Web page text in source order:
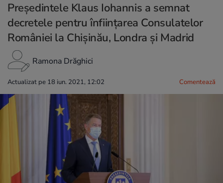
Președintele Klaus Iohannis a semnat
decretele pentru înființarea Consulatelor
României la Chișinău, Londra și Madrid
Ramona Drăghici
Actualizat pe 18 iun. 2021, 12:02 Comentează